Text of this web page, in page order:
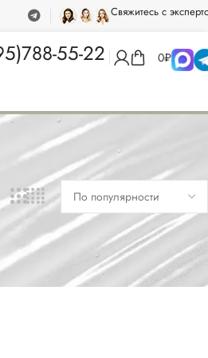
Свяжитесь с
55-22 0₽